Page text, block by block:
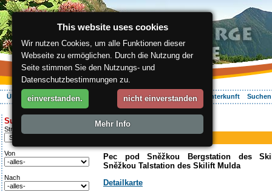
Über die Region Aktiv Erleben Entspannung Ihr Urlaub Unterkunft
Suche:
Streckentipp
Von
Nach
ergis.cz>Aktiv Erleben> Mulda
Piste
Mulda
Pec pod Sněžkou Bergstation des
Sněžkou Talstation des Skilift Mulda
Detailkarte
This website uses cookies
Wir nutzen Cookies, um alle Funktionen dieser
Webseite zu ermöglichen. Durch die Nutzung der
Seite stimmen Sie den Nutzungs- und
Datenschutzbestimmungen zu.
einverstanden. nicht einverstanden
Mehr Info